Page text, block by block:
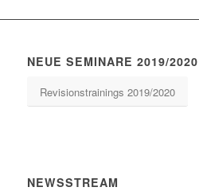
NEUE SEMINARE 2019/2020
Revisionstrainings 2019/2020
NEWSSTREAM